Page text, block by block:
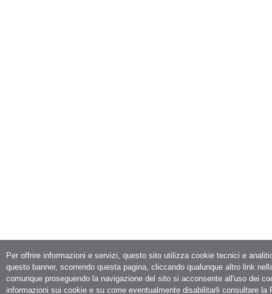
Per offrire informazioni e servizi, questo sito utilizza cookie tecnici e
questo banner, scorrendo questa pagina, cliccando qualunque altro link
comunque proseguendo la navigazione del sito si acconsente all'uso dei
informazioni sui cookie e su come eventualmente disabilitarli consultare la